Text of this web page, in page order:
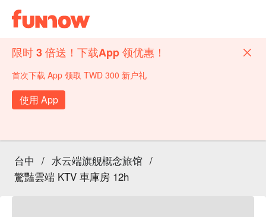
限时 3 倍送！下载App 领优惠！
首次下载 App 领取 TWD 300 新户礼
使用 App
台中 / 水云端旗舰概念旅馆 /
驚豔雲端 KTV 車庫房 12h